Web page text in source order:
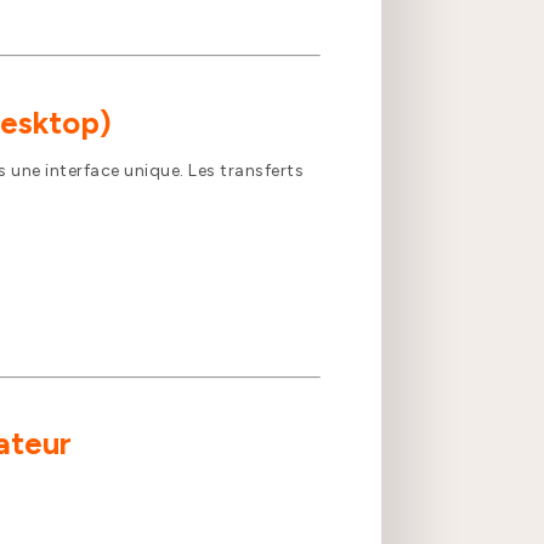
interface unique. Les transferts